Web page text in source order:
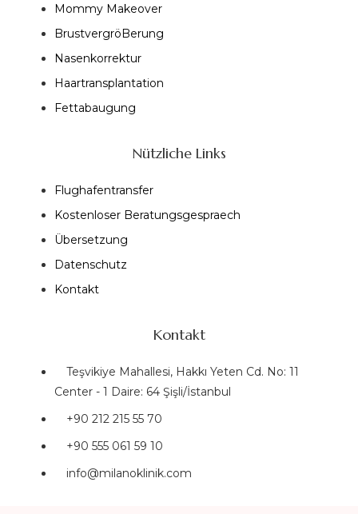
Mommy Makeover
BrustvergröBerung
Nasenkorrektur
Haartransplantation
Fettabaugung
Nützliche Links
Flughafentransfer
Kostenloser Beratungsgespraech
Übersetzung
Datenschutz
Kontakt
Kontakt
Teşvikiye Mahallesi, Hakkı Yeten Cd. No: 11
Center - 1 Daire: 64 Şişli/İstanbul
+90 212 215 55 70
+90 555 061 59 10
info@milanoklinik.com